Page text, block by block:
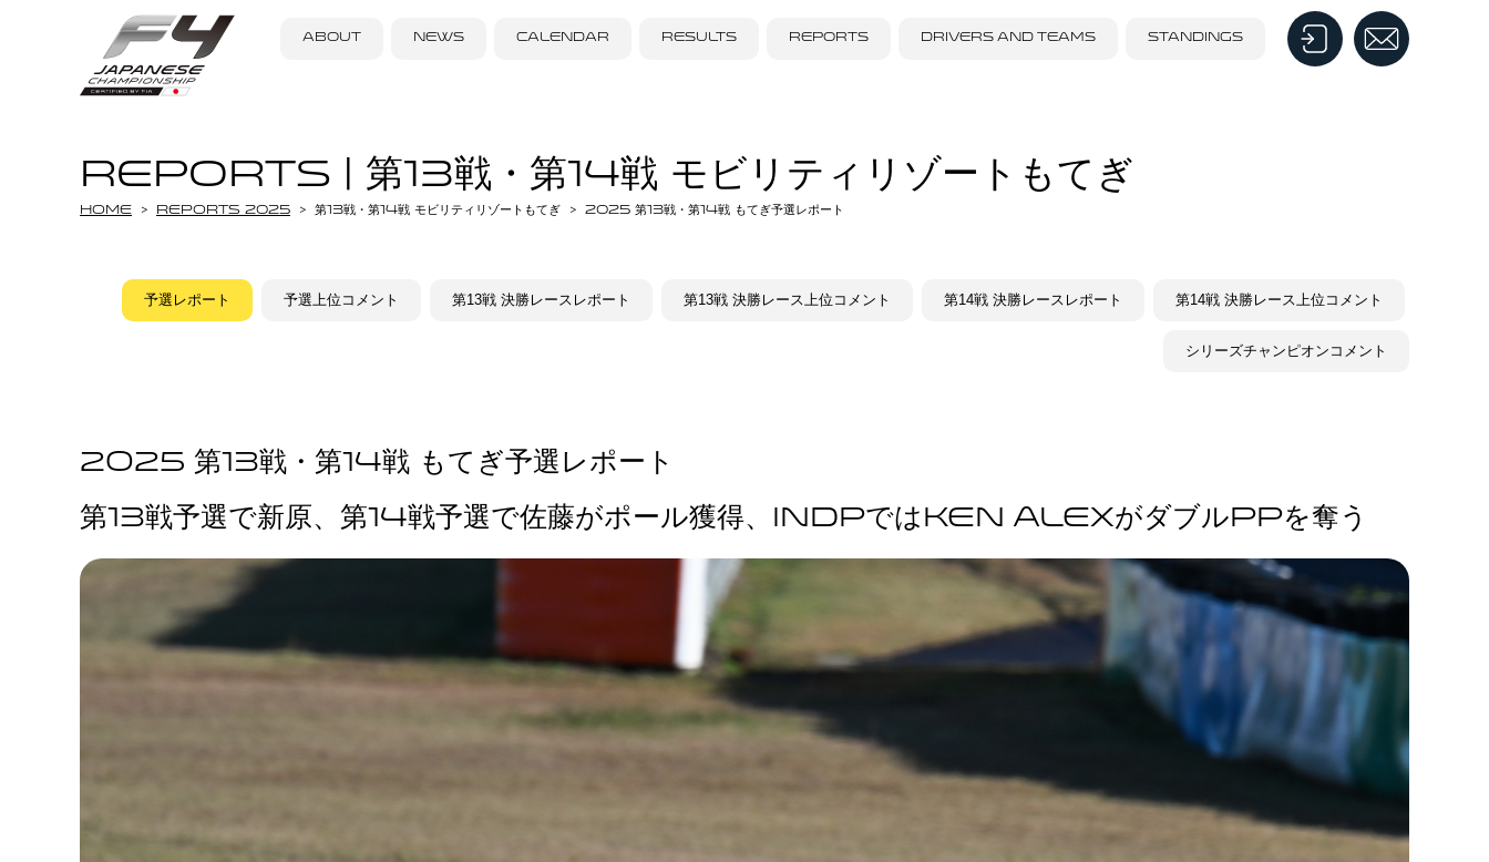
ABOUT NEWS CALENDAR RESULTS REPORTS DRIVERS AND TEAMS STANDINGS
REPORTS | 第13戦・第14戦 モビリティリゾートもてぎ
Home REPORTS 2025 第13戦・第14戦 モビリティリゾートもてぎ 2025 第13戦・第14戦 もてぎ予選レポート
予選レポート 予選上位コメント 第13戦 決勝レースレポート 第13戦 決勝レース上位コメント 第14戦 決勝レースレポート 第14戦 決勝レース上位コメント
シリーズチャンピオンコメント
2025 第13戦・第14戦 もてぎ予選レポート
第13戦予選で新原、第14戦予選で佐藤がポール獲得、INDPではKEN ALEXがダブルPPを奪う